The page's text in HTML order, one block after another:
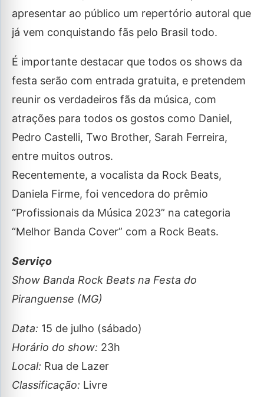
apresentar ao público um repertório autoral que
já vem conquistando fãs pelo Brasil todo.
É importante destacar que todos os shows da
festa serão com entrada gratuita, e pretendem
reunir os verdadeiros fãs da música, com
atrações para todos os gostos como Daniel,
Pedro Castelli, Two Brother, Sarah Ferreira,
entre muitos outros.
Recentemente, a vocalista da Rock Beats,
Daniela Firme, foi vencedora do prêmio
“Profissionais da Música 2023” na categoria
“Melhor Banda Cover” com a Rock Beats.
Serviço
Show Banda Rock Beats na Festa do
Piranguense (MG)
Data: 15 de julho (sábado)
Horário do show: 23h
Local: Rua de Lazer
Classificação: Livre